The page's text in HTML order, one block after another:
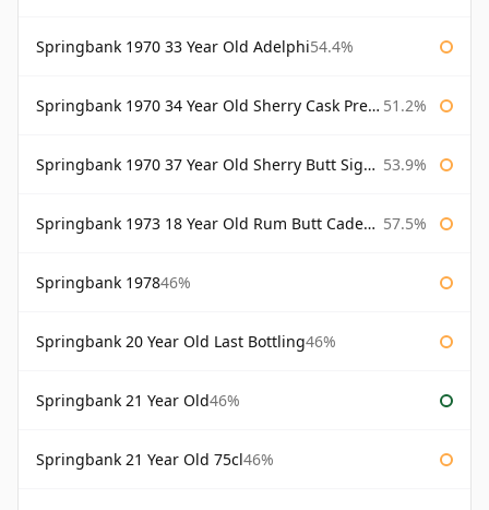
Springbank 1970 33 Year Old Adelphi54.4%
Springbank 1970 34 Year Old Sherry Cask Prestonfield 51.2%
Springbank 1970 37 Year Old Sherry Butt Signatory Cask Strength Collection 53.9%
Springbank 1973 18 Year Old Rum Butt Cadenhead's 57.5%
Springbank 197846%
Springbank 20 Year Old Last Bottling46%
Springbank 21 Year Old46%
Springbank 21 Year Old 75cl46%